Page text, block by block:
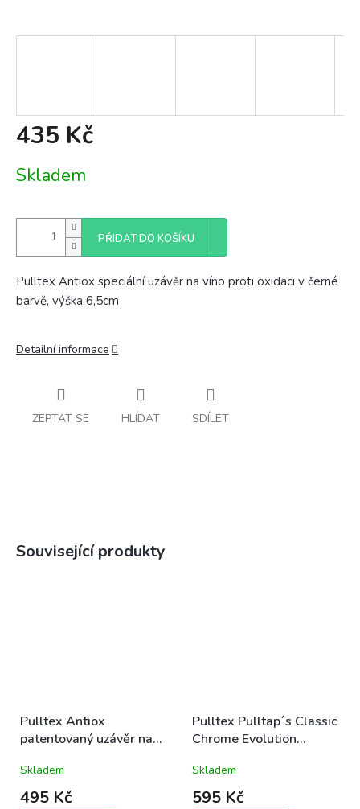
435 Kč
cena:
Skladem
PŘIDAT DO KOŠÍKU
Pulltex Antiox speciální uzávěr na víno proti oxidaci v černé
barvě, výška 6,5cm
Detailní informace
ZEPTAT SE HLÍDAT SDÍLET
Související produkty
Pulltex Antiox
patentovaný uzávěr na
Skladem
495 Kč
Pulltex Pulltap´s Classic
Chrome Evolution
17,5cm chromová
Skladem
595 Kč